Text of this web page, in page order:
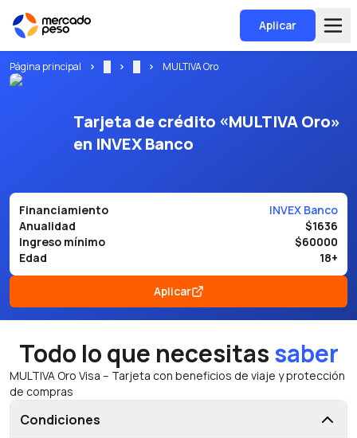
Aplicar
Página principal MULTIVA Oro
Tarjeta de crédito «MULTIVA Oro»
en INVEX Banco
Financiamiento
INVEX Banco
Anualidad
$1636
Ingreso mínimo
$60000
Edad
18+
Aplicar
Todo lo que necesitassaber
MULTIVA Oro Visa – Tarjeta con beneficios de viaje y protección
de compras
Condiciones